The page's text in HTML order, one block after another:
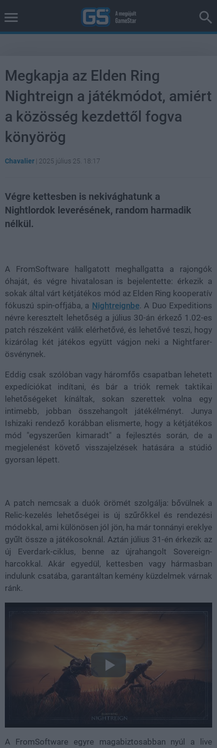
Megkapja az Elden Ring
Nightreign a játékmódot, amiért
a közösség kezdettől fogva
könyörög
Chavalier | 2025 július 25. 18:17
Végre kettesben is nekivághatunk a
Nightlordok leverésének, random harmadik
nélkül.
A FromSoftware hallgatott meghallgatta a rajongók
óhaját, és végre hivatalosan is bejelentette: érkezik a
sokak által várt kétjátékos mód az Elden Ring kooperatív
fókuszú spin-offjába, a Nightreignbe. A Duo Expeditions
névre keresztelt lehetőség a július 30-án érkező 1.02-es
patch részeként válik elérhetővé, és lehetővé teszi, hogy
kizárólag két játékos együtt vágjon neki a Nightfarer-
ösvénynek.
Eddig csak szólóban vagy háromfős csapatban lehetett
expedíciókat indítani, és bár a triók remek taktikai
lehetőségeket kínáltak, sokan szerettek volna egy
intimebb, jobban összehangolt játékélményt. Junya
Ishizaki rendező korábban elismerte, hogy a kétjátékos
mód "egyszerűen kimaradt" a fejlesztés során, de a
megjelenést követő visszajelzések hatására a stúdió
gyorsan lépett.
A patch nemcsak a duók örömét szolgálja: bővülnek a
Relic-kezelés lehetőségei is új szűrőkkel és rendezési
módokkal, ami különösen jól jön, ha már tonnányi ereklye
gyűlt össze a játékosoknál. Aztán július 31-én érkezik az
új Everdark-ciklus, benne az újrahangolt Sovereign-
harcokkal. Akár egyedül, kettesben vagy hármasban
indulunk csatába, garantáltan kemény küzdelmek várnak
ránk.
A FromSoftware egyre magabiztosabban nyúl a live